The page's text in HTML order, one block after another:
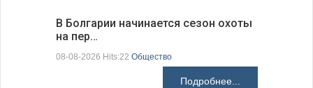
В Болгарии начинается сезон охоты
на пер…
08-08-2026 Hits:22 Общество
Подробнее...